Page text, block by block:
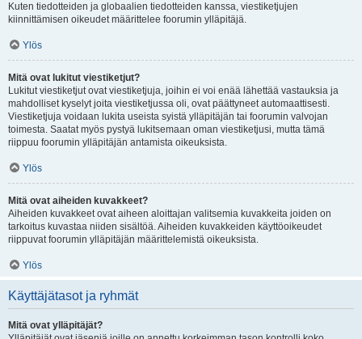
Kuten tiedotteiden ja globaalien tiedotteiden kanssa, viestiketjujen
kiinnittämisen oikeudet määrittelee foorumin ylläpitäjä.
Ylös
Mitä ovat lukitut viestiketjut?
Lukitut viestiketjut ovat viestiketjuja, joihin ei voi enää lähettää vastauksia ja
mahdolliset kyselyt joita viestiketjussa oli, ovat päättyneet automaattisesti.
Viestiketjuja voidaan lukita useista syistä ylläpitäjän tai foorumin valvojan
toimesta. Saatat myös pystyä lukitsemaan oman viestiketjusi, mutta tämä
riippuu foorumin ylläpitäjän antamista oikeuksista.
Ylös
Mitä ovat aiheiden kuvakkeet?
Aiheiden kuvakkeet ovat aiheen aloittajan valitsemia kuvakkeita joiden on
tarkoitus kuvastaa niiden sisältöä. Aiheiden kuvakkeiden käyttöoikeudet
riippuvat foorumin ylläpitäjän määrittelemistä oikeuksista.
Ylös
Käyttäjätasot ja ryhmät
Mitä ovat ylläpitäjät?